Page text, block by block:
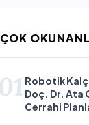
ÇOK
01 Robotik
Doç. Dr. Ata
Cerrahi